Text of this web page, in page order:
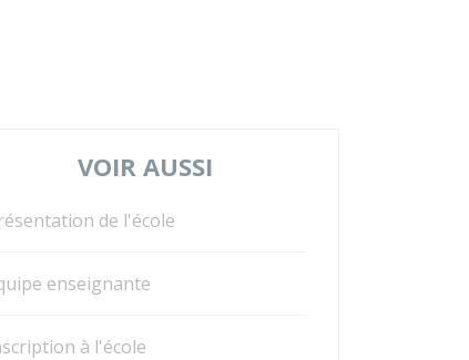
VOIR AUSSI
de l'école
enseignante
à l'école